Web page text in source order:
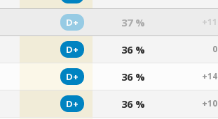
D+ 37 %
D+ 36 %
D+ 36 %
D+ 36 %